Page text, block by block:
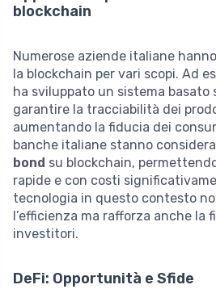
blockchain
Numerose aziende italiane
la blockchain per vari scopi. Ad
ha sviluppato un sistema basato
garantire la tracciabilità dei
aumentando la fiducia dei
banche italiane stanno
bond su blockchain,
rapide e con costi
tecnologia in questo contesto
l’efficienza ma rafforza anche la
investitori.
DeFi: Opportunità e Sfide